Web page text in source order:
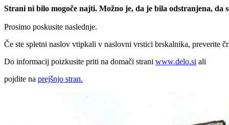
Strani ni bilo mogoče najti. Možno je, da je bila odstranjena, da
Prosimo poskusite naslednje.
Če ste spletni naslov vtipkali v naslovni vrstici brskalnika, preverite
Do informacij poizkusite priti na domači strani www.delo.si ali
pojdite na prejšnjo stran.